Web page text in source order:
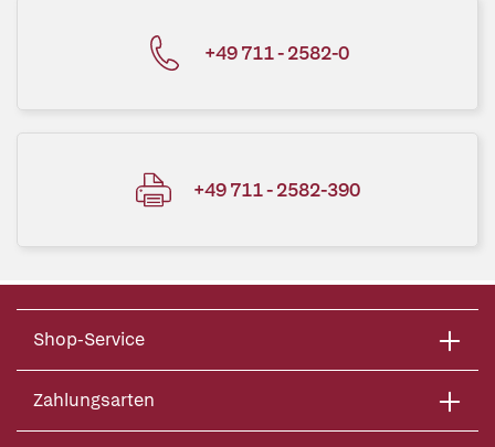
+49 711 - 2582-0
+49 711 - 2582-390
Shop-Service
Zahlungsarten